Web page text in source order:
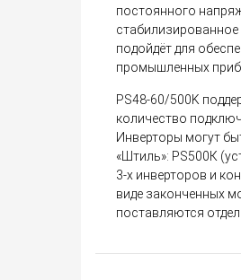
постоянного
подойдёт для
промышленных
PS48-60/500K
количество
Инверторы могут
«Штиль»: PS500К
3-х инверторов и
виде законченных
поставляются